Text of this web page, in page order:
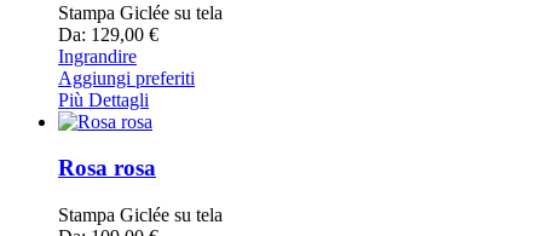
Stampa Giclée su tela
Da: 129,00 €
Ingrandire
Aggiungi preferiti
Più Dettagli
Rosa rosa
Stampa Giclée su tela